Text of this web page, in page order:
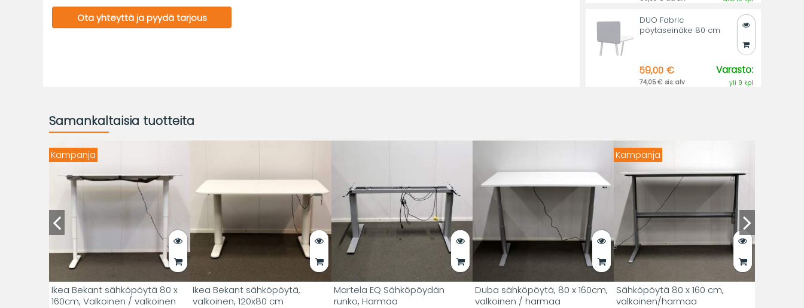
Ota yhteyttä ja pyydä tarjous
DUO Fabric
pöytäseinäke 80 cm
59,00 €
74,05 € sis. alv
Varasto:
yli 9 kpl
Samankaltaisia tuotteita
Kampanja
Ikea Bekant sähköpöytä 80 x
160cm, Valkoinen / valkoinen
Ikea Bekant sähköpöytä,
valkoinen, 120x80 cm
Martela EQ Sähköpöydän
runko, Harmaa
Duba sähköpöytä, 80 x 160cm,
valkoinen / harmaa
Kampanja
Sähköpöytä 80 x 160 cm,
valkoinen/harmaa